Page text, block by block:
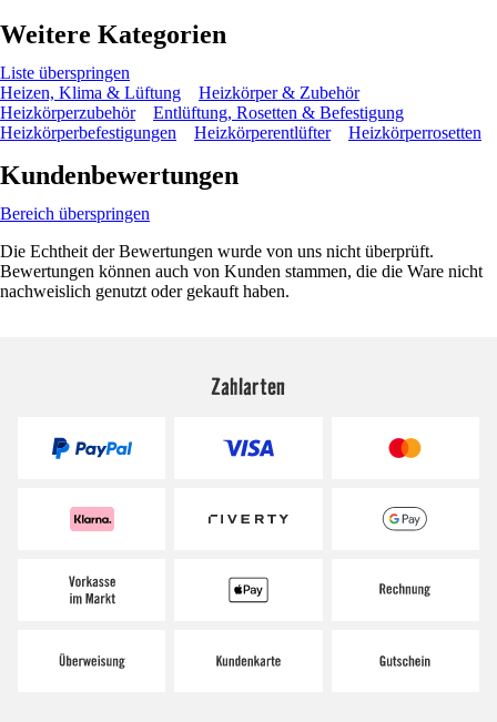
Weitere Kategorien
Liste überspringen
Heizen, Klima & Lüftung
Heizkörper & Zubehör
Heizkörperzubehör
Entlüftung, Rosetten & Befestigung
Heizkörperbefestigungen
Heizkörperentlüfter Heizkörperrosetten
Kundenbewertungen
Bereich überspringen
Die Echtheit der Bewertungen wurde von uns nicht überprüft.
Bewertungen können auch von Kunden stammen, die die Ware nicht
nachweislich genutzt oder gekauft haben.
Zahlarten